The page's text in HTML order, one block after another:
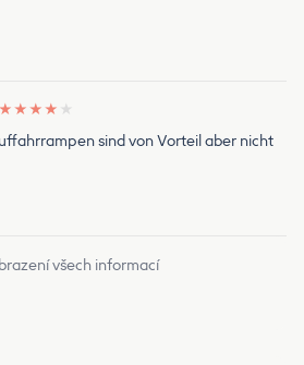
★ ★ ★ ★ ★
sind von Vorteil aber nicht
všech informací